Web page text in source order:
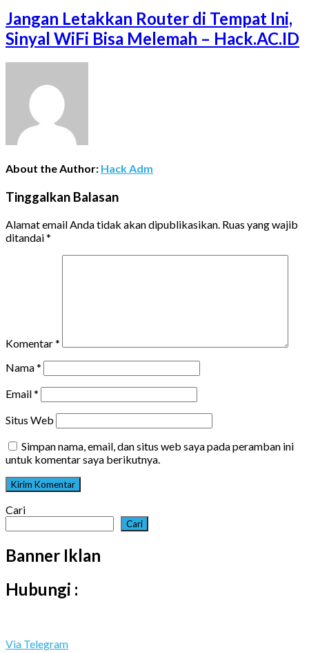
Jangan Letakkan Router di Tempat Ini,
Sinyal WiFi Bisa Melemah – Hack.AC.ID
About the Author: Hack Adm
Tinggalkan Balasan
Alamat email Anda tidak akan dipublikasikan. Ruas yang wajib
ditandai*
Komentar*
Nama*
Email*
Situs Web
Simpan nama, email, dan situs web saya pada peramban ini
untuk komentar saya berikutnya.
Cari
Cari
Banner Iklan
Hubungi :
Via Telegram